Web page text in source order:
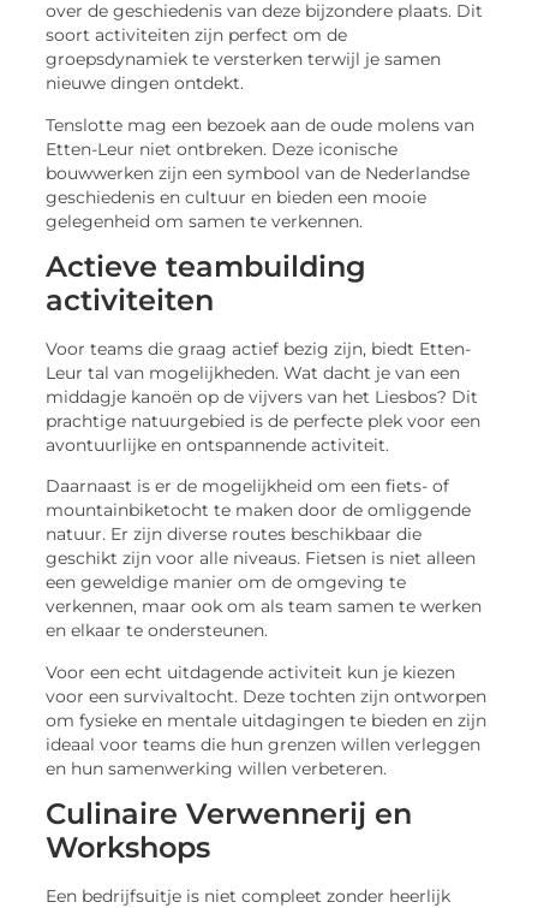
over de geschiedenis van deze bijzondere plaats. Dit
soort activiteiten zijn perfect om de
groepsdynamiek te versterken terwijl je samen
nieuwe dingen ontdekt.
Tenslotte mag een bezoek aan de oude molens van
Etten-Leur niet ontbreken. Deze iconische
bouwwerken zijn een symbool van de Nederlandse
geschiedenis en cultuur en bieden een mooie
gelegenheid om samen te verkennen.
Actieve teambuilding
activiteiten
Voor teams die graag actief bezig zijn, biedt Etten-
Leur tal van mogelijkheden. Wat dacht je van een
middagje kanoën op de vijvers van het Liesbos? Dit
prachtige natuurgebied is de perfecte plek voor een
avontuurlijke en ontspannende activiteit.
Daarnaast is er de mogelijkheid om een fiets- of
mountainbiketocht te maken door de omliggende
natuur. Er zijn diverse routes beschikbaar die
geschikt zijn voor alle niveaus. Fietsen is niet alleen
een geweldige manier om de omgeving te
verkennen, maar ook om als team samen te werken
en elkaar te ondersteunen.
Voor een echt uitdagende activiteit kun je kiezen
voor een survivaltocht. Deze tochten zijn ontworpen
om fysieke en mentale uitdagingen te bieden en zijn
ideaal voor teams die hun grenzen willen verleggen
en hun samenwerking willen verbeteren.
Culinaire Verwennerij en
Workshops
Een bedrijfsuitje is niet compleet zonder heerlijk